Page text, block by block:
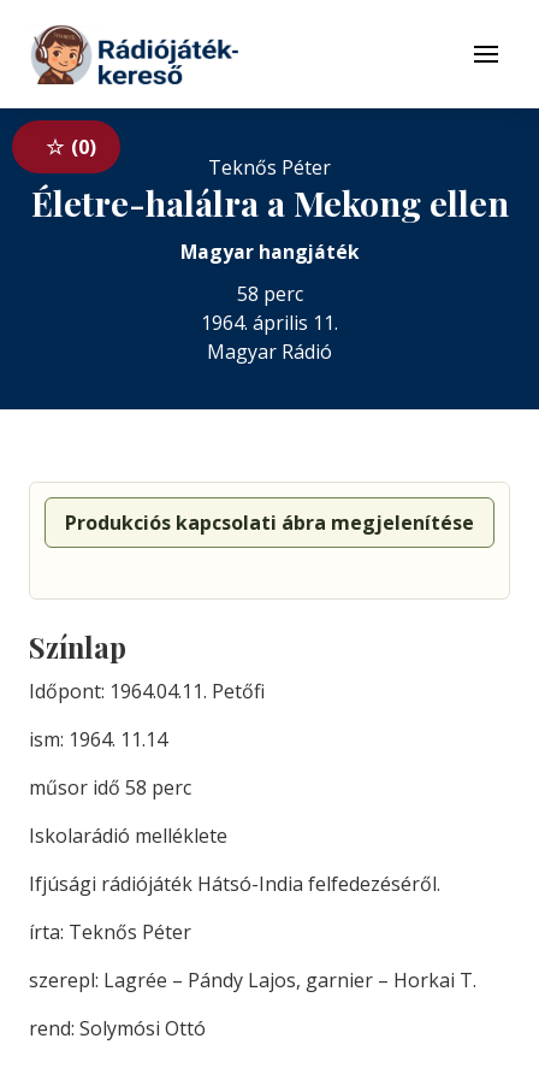
Tovább a tartalomhoz
Menü
0
Teknős Péter
Életre-halálra a Mekong ellen
Magyar hangjáték
58 perc
1964. április 11.
Magyar Rádió
Produkciós kapcsolati ábra megjelenítése
Színlap
Időpont: 1964.04.11. Petőfi
ism: 1964. 11.14
műsor idő 58 perc
Iskolarádió melléklete
Ifjúsági rádiójáték Hátsó-India felfedezéséről.
írta: Teknős Péter
szerepl: Lagrée – Pándy Lajos, garnier – Horkai T.
rend: Solymósi Ottó